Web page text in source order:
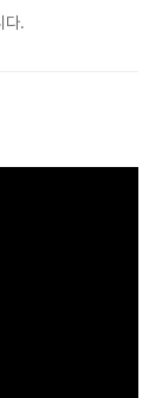
다.